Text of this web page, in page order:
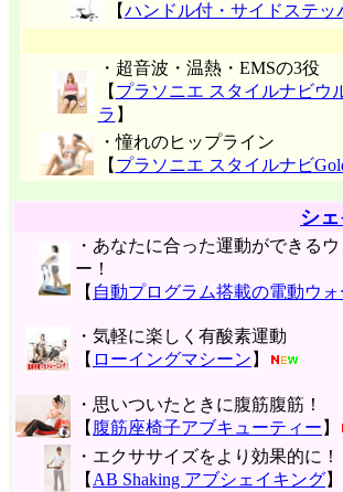
【ハンドル付・サイドステッ
・超音波・温熱・EMSの3役
【 プラソニエ スタイルナビウ
ラ 】
・憧れのヒップライン
【 プラソニエ スタイルナビ
シ
・あなたに合った運動ができる
ー！
【 自動プログラム搭載の電動ウ
・気軽に楽しく有酸素運動
【 ローイングマシーン 】
・思いついたときに腹筋腹筋！
【 腹筋座椅子アブキューティー 】
・エクササイズをより効果的に！
【 AB Shaking アブシェイキング】